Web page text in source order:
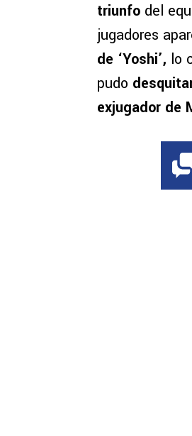
triunfo del
jugadores
de ‘Yoshi’, lo
pudo
exjugador de